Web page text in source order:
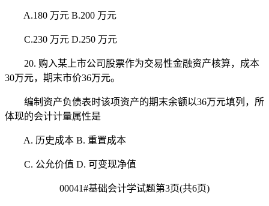
A.180 万元 B.200 万元
C.230 万元 D.250 万元
20. 购入某上市公司股票作为交易性金融资产核算，成本
30万元，期末市价36万元。
编制资产负债表时该项资产的期末余额以36万元填列，所
体现的会计计量属性是
A. 历史成本 B. 重置成本
C. 公允价值 D. 可变现净值
00041#基础会计学试题第3页(共6页)